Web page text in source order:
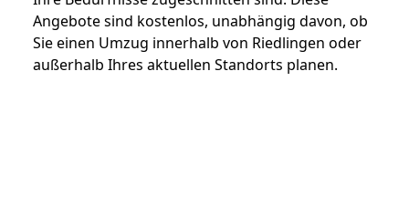
Angebote sind kostenlos, unabhängig davon, ob
Sie einen Umzug innerhalb von Riedlingen oder
außerhalb Ihres aktuellen Standorts planen.